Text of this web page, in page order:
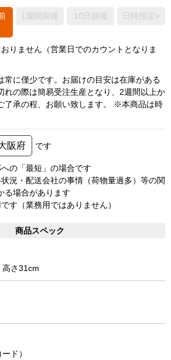
1週間前後 10日前後 日時指定×
りません（営業日でのカウントとなりま
に僅少です。お届けの目安は在庫がある
れの際は簡易受注生産となり、2週間以上か
了承の程、お願い致します。 ※本商品は時
阪府 です
の「最短」の場合です
況・配送会社の事情（荷物量過多）等の関
る場合があります
す（業務用ではありません）
商品スペック
さ31cm
ド）